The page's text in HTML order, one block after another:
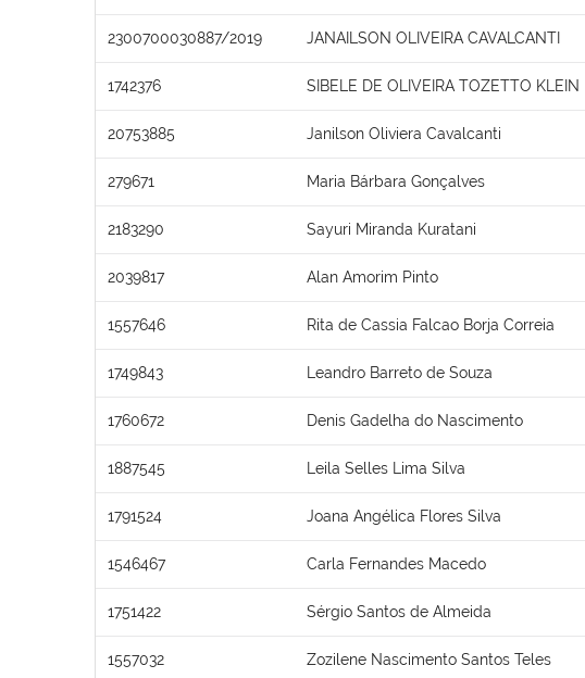
2300700030887/2019 JANAILSON OLIVEIRA CAVALCANTI
1742376 SIBELE DE OLIVEIRA TOZETTO KLEIN
20753885 Janilson Oliviera Cavalcanti
279671 Maria Bárbara Gonçalves
2183290 Sayuri Miranda Kuratani
2039817 Alan Amorim Pinto
1557646 Rita de Cassia Falcao Borja Correia
1749843 Leandro Barreto de Souza
1760672 Denis Gadelha do Nascimento
1887545 Leila Selles Lima Silva
1791524 Joana Angélica Flores Silva
1546467 Carla Fernandes Macedo
1751422 Sérgio Santos de Almeida
1557032 Zozilene Nascimento Santos Teles